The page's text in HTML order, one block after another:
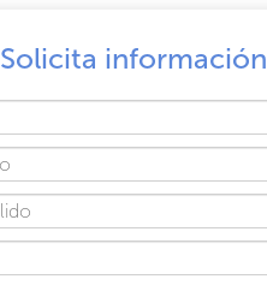
Solicita información